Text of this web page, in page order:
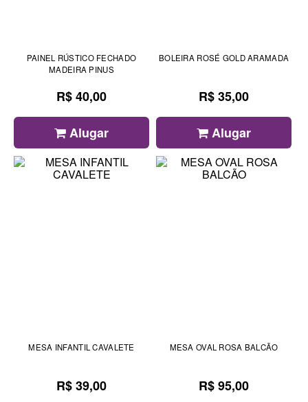
PAINEL RÚSTICO FECHADO
MADEIRA PINUS
R$ 40,00
Alugar
BOLEIRA ROSÉ GOLD ARAMADA
R$ 35,00
Alugar
MESA INFANTIL CAVALETE
R$ 39,00
MESA OVAL ROSA BALCÃO
R$ 95,00